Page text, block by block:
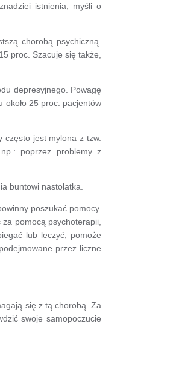
istnienia, myśli o
chorobą psychiczną.
proc. Szacuje się także,
depresyjnego. Powagę
25 proc. pacjentów
często jest mylona z tzw.
poprzez problemy z
buntowi nastolatka.
poszukać pomocy.
pomocą psychoterapii,
lub leczyć, pomoże
przez liczne
się z tą chorobą. Za
swoje samopoczucie